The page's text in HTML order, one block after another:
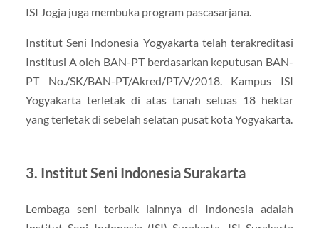
ISI Jogja juga membuka program pascasarjana.
Institut Seni Indonesia Yogyakarta telah terakreditasi
Institusi A oleh BAN-PT berdasarkan keputusan BAN-
PT No./SK/BAN-PT/Akred/PT/V/2018. Kampus ISI
Yogyakarta terletak di atas tanah seluas 18 hektar
yang terletak di sebelah selatan pusat kota Yogyakarta.
3. Institut Seni Indonesia Surakarta
Lembaga seni terbaik lainnya di Indonesia adalah